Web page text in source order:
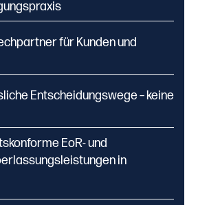
für Kunden und
Entscheidungswege – keine
EoR- und
in